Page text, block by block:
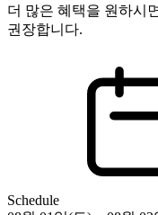
더 많은 혜택을 원하시
권장합니다.
Schedule